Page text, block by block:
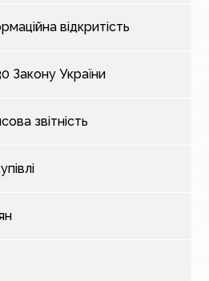
відкритість
Закону України
звітність